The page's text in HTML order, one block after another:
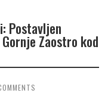
Postavljen
Zaostro kod